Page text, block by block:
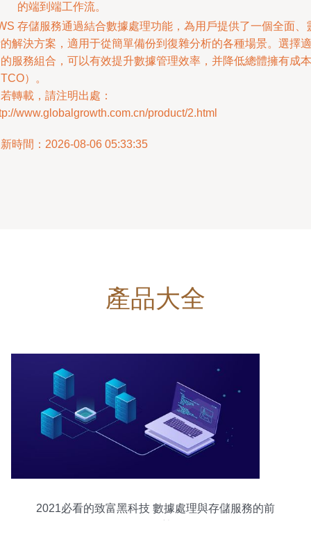
的端到端工作流。
存儲服務通過結合數據處理功能，為用戶提供了一個全面、
解決方案，適用于從簡單備份到復雜分析的各種場景。選擇適
服務組合，可以有效提升數據管理效率，并降低總體擁有成本
）。
轉載，請注明出處：
www.globalgrowth.com.cn/product/2.html
時間：2026-08-06 05:33:35
產品大全
2021必看的致富黑科技 數據處理與存儲服務的前